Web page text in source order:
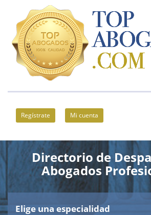
Regístrate Mi cuenta
Directorio de
Abogados
Elige una especialidad